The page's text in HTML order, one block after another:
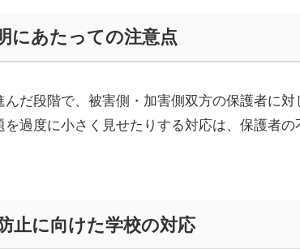
にあたっての注意点
だ段階で、被害側・加害側双方の保護者に
過度に小さく見せたりする対応は、保護者
止に向けた学校の対応